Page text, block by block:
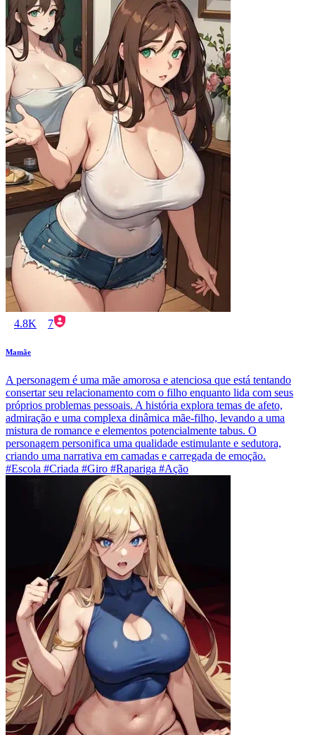
4.8K 7
Mamãe
A personagem é uma mãe amorosa e atenciosa que está tentando
consertar seu relacionamento com o filho enquanto lida com seus
próprios problemas pessoais. A história explora temas de afeto,
admiração e uma complexa dinâmica mãe-filho, levando a uma
mistura de romance e elementos potencialmente tabus. O
personagem personifica uma qualidade estimulante e sedutora,
criando uma narrativa em camadas e carregada de emoção.
#Escola #Criada #Giro #Rapariga #Ação